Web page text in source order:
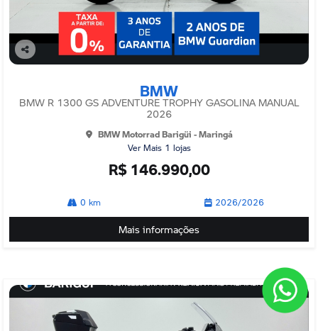
Co
lhe
BMW
BMW R 1300 GS ADVENTURE TROPHY GASOLINA MANUAL
2026
BMW Motorrad Barigüi - Maringá
Ver Mais 1 lojas
R$ 146.990,00
0 km 2026/2026
Mais informações